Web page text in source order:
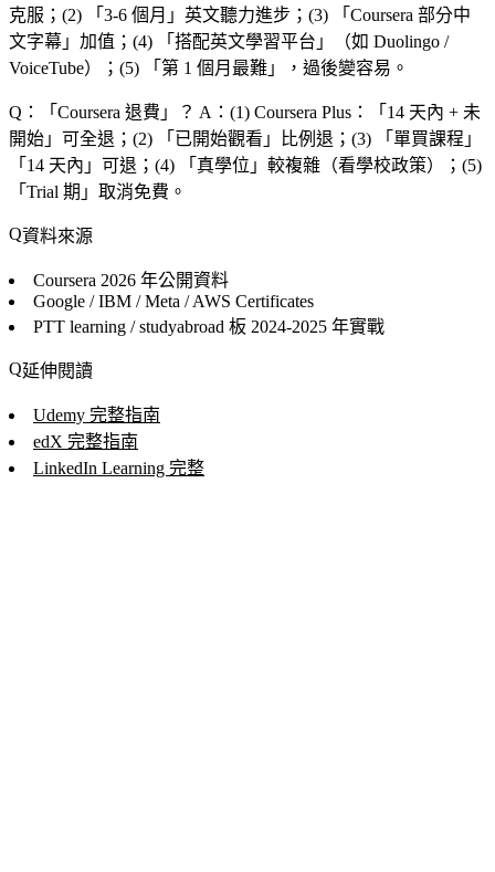
克服；(2) 「 3-6 個月 」英文聽力進步；(3) 「 Coursera 部分中
文字幕 」加值；(4) 「 搭配英文學習平台 」（如 Duolingo /
VoiceTube）；(5) 「 第 1 個月最難 」，過後變容易。
Q：「 Coursera 退費 」？ A：(1) Coursera Plus：「 14 天內 + 未
開始 」可全退；(2) 「 已開始觀看 」比例退；(3) 「 單買課程 」
「 14 天內 」可退；(4) 「 真學位 」較複雜（看學校政策）；(5)
「 Trial 期 」取消免費。
資料來源
Coursera 2026 年公開資料
Google / IBM / Meta / AWS Certificates
PTT learning / studyabroad 板 2024-2025 年實戰
延伸閱讀
Udemy 完整指南
edX 完整指南
LinkedIn Learning 完整